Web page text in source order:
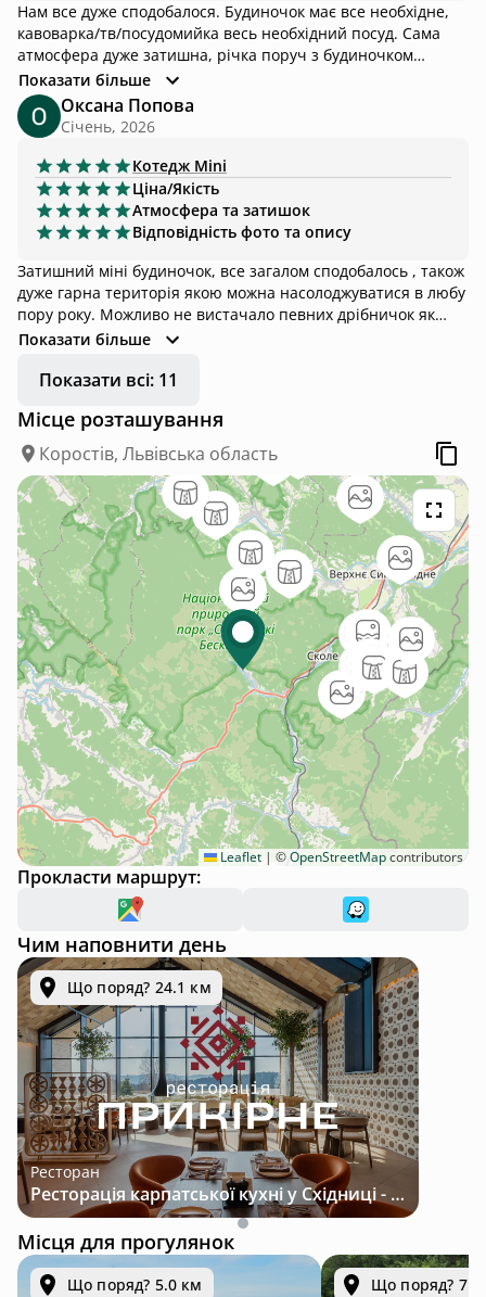
Нам все дуже сподобалося. Будиночок має все необхідне,
кавоварка/тв/посудомийка весь необхідний посуд. Сама
атмосфера дуже затишна, річка поруч з будиночком
нереальна. Також біля будиночків була дуже гарна
плямиста киця, дуже не хотілося прощатися з нею, аж
серце кров'ю обливалося :( Тепер ми чекаємо літа щоб
спробувати цей будинок вже в теплу пору року. P.S. Єдиний
нюанс, що через сніг ми загрузли машиною і думали вже
лишимося там жити;) Тому якщо ви не є впевнений водій
як ми, то це потрібно брати до уваги коли плануєте поїздку
в умовах сніжних опадів.
Показати більше
Оксана Попова
Січень, 2026
Котедж Mini
Ціна/Якість
Атмосфера та затишок
Відповідність фото та опису
Затишний міні будиночок, все загалом сподобалось , також
дуже гарна територія якою можна насолоджуватися в любу
пору року. Можливо не вистачало певних дрібничок як
ножів різних розмірів чи кухонних ножиць, проте це
Показати більше
Показати всі: 11
Місце розташування
Коростів, Львівська область
Leaflet | ©OpenStreetMapcontributors
Прокласти маршрут:
Чим наповнити день
Що поряд? 24.1 км
Ресторан
Ресторація карпатської кухні у Східниці - місце з характером і традиціями
Місця для прогулянок
Що поряд? 5.0 км Що поряд? 7.9